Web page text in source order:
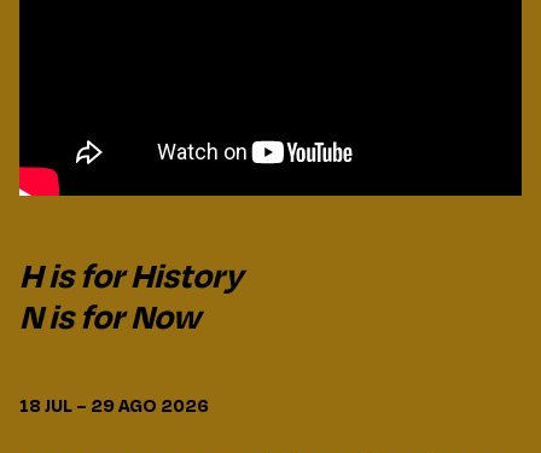
H is for History
N is for Now
18 JUL – 29 AGO 2026